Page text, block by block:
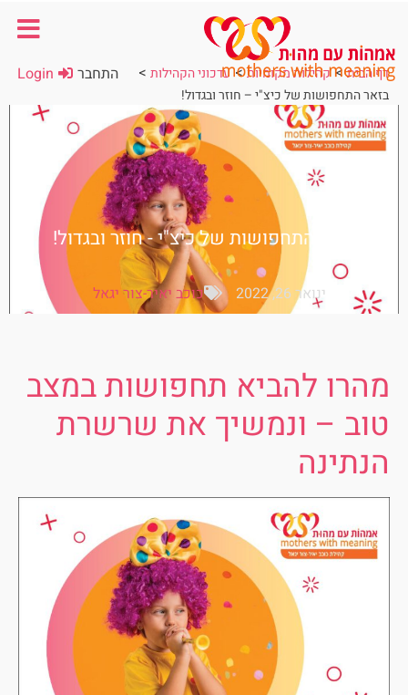
התחבר Login דף הבית > קהילות מקומיות> עדכוני הקהילות >
בזאר התחפושות של כיצ"י – חוזר ובגדול!
בזאר התחפושות של כיצ"י - חוזר ובגדול!
ינואר 26, 2022 כוכב יאיר-צור יגאל
מהרו להביא תחפושות במצב
טוב – ונמשיך את שרשרת
הנתינה